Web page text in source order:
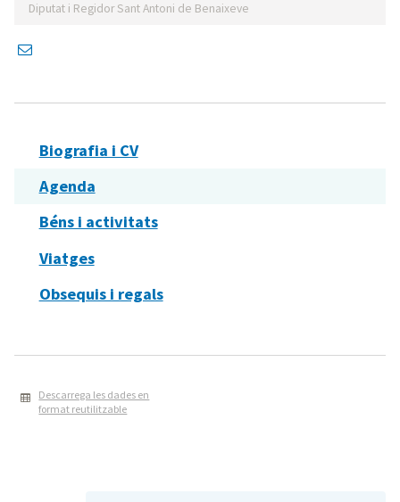
Diputat i Regidor Sant Antoni de Benaixeve
Biografia i CV
Agenda
Béns i activitats
Viatges
Obsequis i regals
Descarrega les dades en
format reutilitzable